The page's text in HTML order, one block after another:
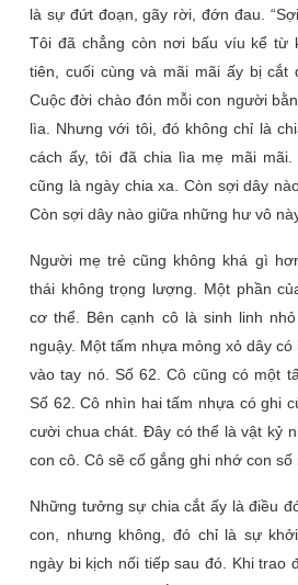
là sự đứt đoạn, gãy rời, đớn đau. “
Tôi đã chẳng còn nơi bấu víu kể từ
tiên, cuối cùng và mãi mãi ấy bị cắt
Cuộc đời chào đón mỗi con người
lìa. Nhưng với tôi, đó không chỉ là
cách ấy, tôi đã chia lìa mẹ mãi
cũng là ngày chia xa. Còn sợi dây
Còn sợi dây nào giữa những hư vô
Người mẹ trẻ cũng không khá gì
thái không trọng lượng. Một phần
cơ thể. Bên cạnh cô là sinh linh
nguậy. Một tấm nhựa mỏng xỏ dây
vào tay nó. Số 62. Cô cũng có một
Số 62. Cô nhìn hai tấm nhựa có ghi
cười chua chát. Đây có thể là vật kỷ
con cô. Cô sẽ cố gắng ghi nhớ con số
Những tưởng sự chia cắt ấy là điều
con, nhưng không, đó chỉ là sự
ngày bi kịch nối tiếp sau đó. Khi trao